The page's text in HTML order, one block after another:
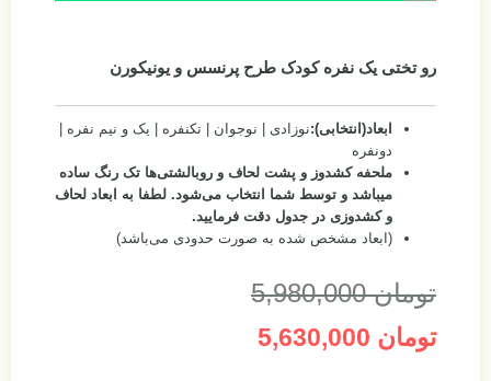
رو تختی یک نفره کودک طرح پرنسس و یونیکورن
ابعاد(انتخابی):نوزادی | نوجوان | تکنفره | یک و نیم نفره |
دونفره
ملحفه کشدوز و پشت لحاف و روبالشتی‌ها تک رنگ ساده
میباشد و توسط شما انتخاب می‌شود. لطفا به ابعاد لحاف
و کشدوزی در جدول دقت فرمایید.
(ابعاد مشخص شده به صورت حدودی می‌باشد)
تومان5,980,000
تومان